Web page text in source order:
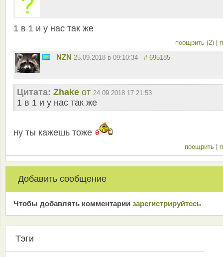
1 в 1 и у нас так же
поощрить (2)
NZN 25.09.2018 в 09:10:34 # 695185
Цитата: Zhake от 24.09.2018 17:21:53
1 в 1 и у нас так же
ну ты кажешь тоже
поощрить
Добавить сообщение
Чтобы добавлять комментарии зарeгиcтрирyйтeсь
Тэги